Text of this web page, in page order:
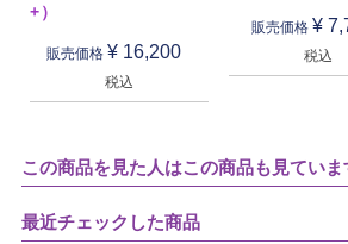
+）
販売価格 ¥ 16,200
税込
販売価格 ¥
税込
この商品を見た人はこの商品も見ていま
最近チェックした商品